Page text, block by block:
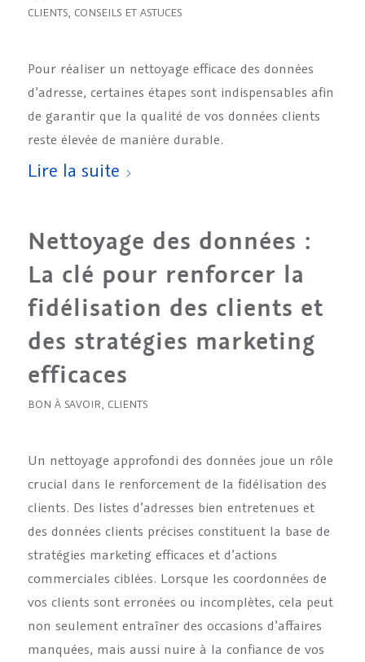
CLIENTS, CONSEILS ET ASTUCES
Pour réaliser un nettoyage efficace des données
d’adresse, certaines étapes sont indispensables afin
de garantir que la qualité de vos données clients
reste élevée de manière durable.
Lire la suite
Nettoyage des données :
La clé pour renforcer la
fidélisation des clients et
des stratégies marketing
efficaces
BON À SAVOIR CLIENTS
Un nettoyage approfondi des données joue un rôle
crucial dans le renforcement de la fidélisation des
clients. Des listes d’adresses bien entretenues et
des données clients précises constituent la base de
stratégies marketing efficaces et d’actions
commerciales ciblées. Lorsque les coordonnées de
vos clients sont erronées ou incomplètes, cela peut
non seulement entraîner des occasions d’affaires
manquées, mais aussi nuire à la confiance de vos